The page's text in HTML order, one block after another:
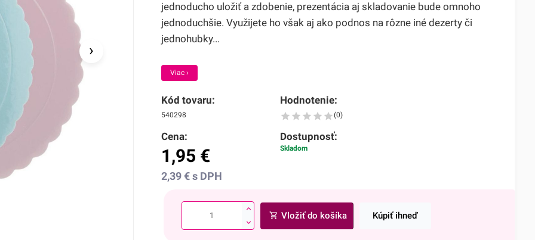
›
jednoducho uložiť a zdobenie, prezentácia aj skladovanie bude omnoho
jednoduchšie. Využijete ho však aj ako podnos na rôzne iné dezerty či
jednohubky...
Viac ›
Kód tovaru:
540298
Hodnotenie:
(0)
Cena:
1,95 €
2,39€s DPH
Dostupnosť:
Skladom
Vložiť do košíka Kúpiť ihneď